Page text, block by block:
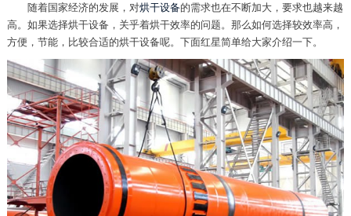
随着国家经济的发展，对烘干设备的需求也在不断加大，要求也越来越
高。如果选择烘干设备，关乎着烘干效率的问题。那么如何选择较效率高，
方便，节能，比较合适的烘干设备呢。下面红星简单给大家介绍一下。